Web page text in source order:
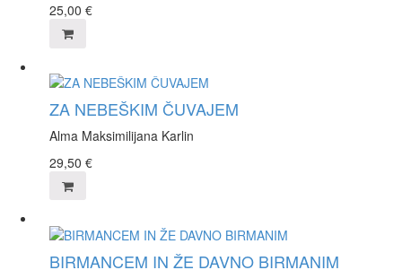
25,00 €
ZA NEBEŠKIM ČUVAJEM
Alma Maksimilijana Karlin
29,50 €
BIRMANCEM IN ŽE DAVNO BIRMANIM